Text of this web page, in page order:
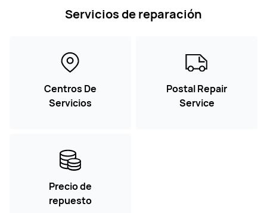
Servicios de reparación
Centros De
Servicios
Postal Repair
Service
Precio de
repuesto